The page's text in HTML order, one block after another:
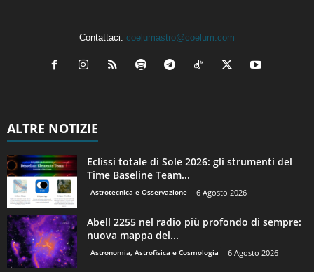
Contattaci: coelumastro@coelum.com
ALTRE NOTIZIE
Eclissi totale di Sole 2026: gli strumenti del
Time Baseline Team...
Astrotecnica e Osservazione 6 Agosto 2026
Abell 2255 nel radio più profondo di sempre:
nuova mappa del...
Astronomia, Astrofisica e Cosmologia 6 Agosto 2026